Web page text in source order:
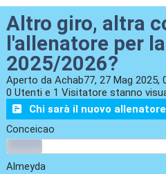
Altro giro, altra
l'allenatore per
2025/2026?
Aperto da Achab77, 27 Mag 2025,
0 Utenti e 1 Visitatore stanno
Chi sarà il nuovo
Conceicao
Almeyda